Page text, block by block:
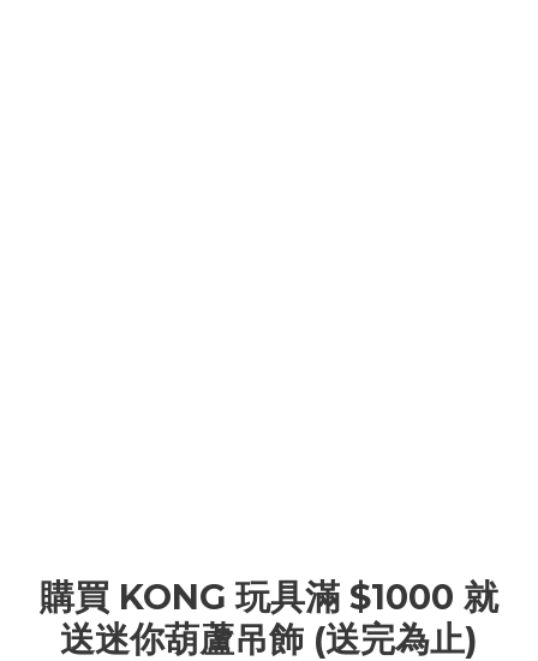
購買 KONG 玩具滿 $1000 就
送迷你葫蘆吊飾 (送完為止)